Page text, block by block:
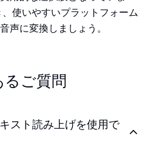
使いやすいプラットフォーム
声に変換しましょう。
るご質問
スト読み上げを使用で